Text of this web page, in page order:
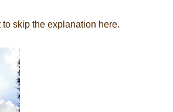
skip the explanation here.